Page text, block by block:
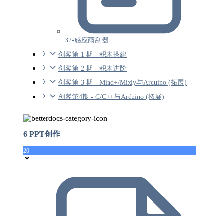
32-感应雨刮器
创客第 1 期 - 积木搭建
创客第 2 期 - 积木进阶
创客第 3 期 - Mind+/Mixly与Arduino (拓展)
创客第4期 - C/C++与Arduino (拓展)
6 PPT创作
20